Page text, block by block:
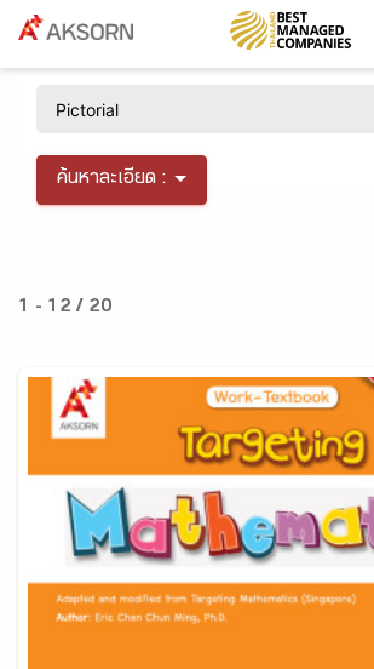
ค้นหาละเอียด :
1 - 12 / 20